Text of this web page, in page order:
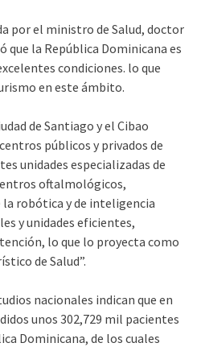
por el ministro de Salud, doctor
que la República Dominicana es
condiciones. lo que
en este ámbito.
de Santiago y el Cibao
públicos y privados de
unidades especializadas de
oftalmológicos,
robótica y de inteligencia
y unidades eficientes,
lo que lo proyecta como
de Salud”.
nacionales indican que en
unos 302,729 mil pacientes
Dominicana, de los cuales